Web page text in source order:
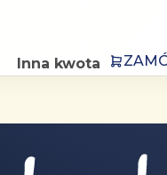
Inna kwota